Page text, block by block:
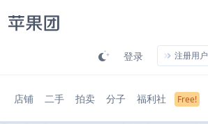
登录 注册用户
店铺 二手 拍卖 分子 福利社